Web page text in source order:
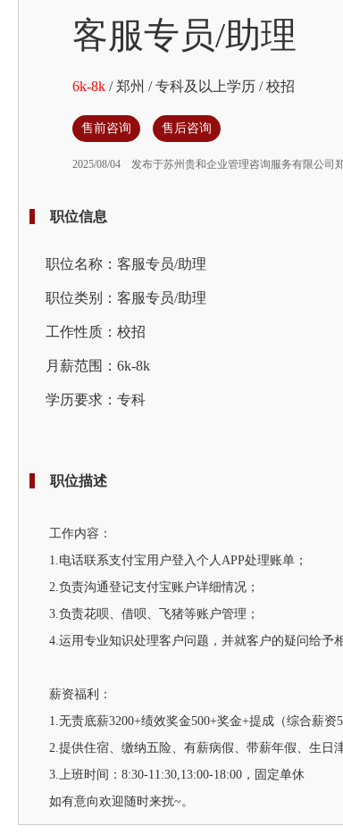
客服专员/助理
6k-8k /郑州 /专科及以上学历 /校招
售前咨询 售后咨询
2025/08/04 发布于苏州贵和企业管理咨询服务有限公司
职位信息
职位名称：客服专员/助理
职位类别：客服专员/助理
工作性质：校招
月薪范围：6k-8k
学历要求：专科
职位描述
工作内容：
1.电话联系支付宝用户登入个人APP处理账单；
2.负责沟通登记支付宝账户详细情况；
3.负责花呗、借呗、飞猪等账户管理；
4.运用专业知识处理客户问题，并就客户的疑问给予
薪资福利：
1.无责底薪3200+绩效奖金500+奖金+提成（综合薪资
2.提供住宿、缴纳五险、有薪病假、带薪年假、生日
3.上班时间：8:30-11:30,13:00-18:00，固定单休
如有意向欢迎随时来扰~。